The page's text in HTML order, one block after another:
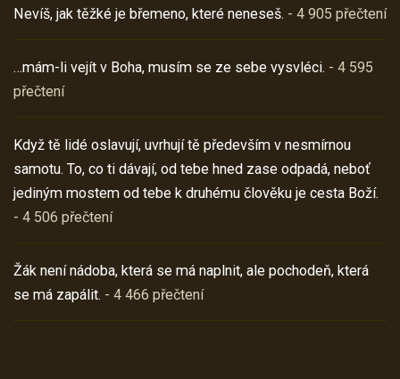
Nevíš, jak těžké je břemeno, které neneseš. - 4 905 přečtení
…mám-li vejít v Boha, musím se ze sebe vysvléci. - 4 595
přečtení
Když tě lidé oslavují, uvrhují tě především v nesmírnou
samotu. To, co ti dávají, od tebe hned zase odpadá, neboť
jediným mostem od tebe k druhému člověku je cesta Boží.
- 4 506 přečtení
Žák není nádoba, která se má naplnit, ale pochodeň, která
se má zapálit. - 4 466 přečtení